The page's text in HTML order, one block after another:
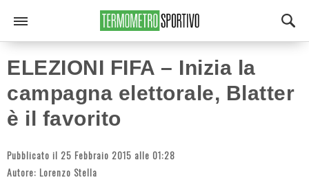
ELEZIONI FIFA – Inizia la
campagna elettorale, Blatter
è il favorito
Pubblicato il 25 Febbraio 2015 alle 01:28
Autore: Lorenzo Stella